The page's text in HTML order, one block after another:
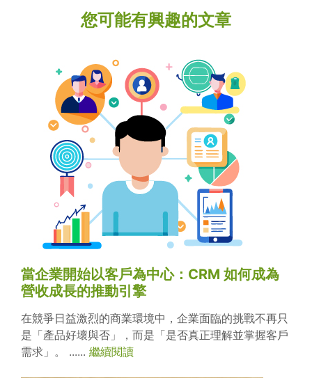
您可能有興趣的文章
當企業開始以客戶為中心：CRM 如何成為
營收成長的推動引擎
在競爭日益激烈的商業環境中，企業面臨的挑戰不再只
是「產品好壞與否」，而是「是否真正理解並掌握客戶
需求」。 ...... 繼續閱讀